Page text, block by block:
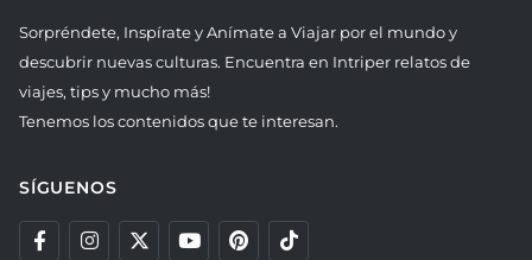
Sorpréndete, Inspírate y Anímate a Viajar por el mundo y
descubrir nuevas culturas. Encuentra en Intriper relatos de
viajes, tips y mucho más!
Tenemos los contenidos que te interesan.
SÍGUENOS